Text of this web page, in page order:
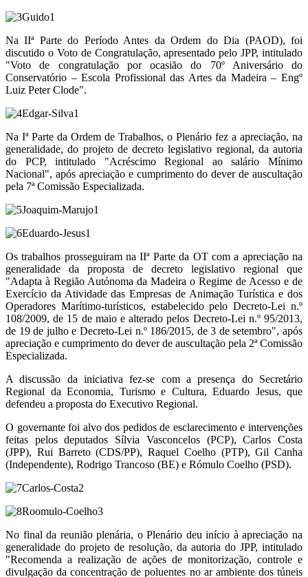
Na IIª Parte do Período Antes da Ordem do Dia (PAOD), foi
discutido o Voto de Congratulação, apresentado pelo JPP, intitulado
"Voto de congratulação por ocasião do 70º Aniversário do
Conservatório – Escola Profissional das Artes da Madeira – Engº
Luiz Peter Clode".
Na Iª Parte da Ordem de Trabalhos, o Plenário fez a apreciação, na
generalidade, do projeto de decreto legislativo regional, da autoria
do PCP, intitulado "Acréscimo Regional ao salário Mínimo
Nacional", após apreciação e cumprimento do dever de auscultação
pela 7ª Comissão Especializada.
Os trabalhos prosseguiram na IIª Parte da OT com a apreciação na
generalidade da proposta de decreto legislativo regional que
"Adapta à Região Autónoma da Madeira o Regime de Acesso e de
Exercício da Atividade das Empresas de Animação Turística e dos
Operadores Marítimo-turísticos, estabelecido pelo Decreto-Lei n.º
108/2009, de 15 de maio e alterado pelos Decreto-Lei n.º 95/2013,
de 19 de julho e Decreto-Lei n.º 186/2015, de 3 de setembro", após
apreciação e cumprimento do dever de auscultação pela 2ª Comissão
Especializada.
A discussão da iniciativa fez-se com a presença do Secretário
Regional da Economia, Turismo e Cultura, Eduardo Jesus, que
defendeu a proposta do Executivo Regional.
O governante foi alvo dos pedidos de esclarecimento e intervenções
feitas pelos deputados Sílvia Vasconcelos (PCP), Carlos Costa
(JPP), Rui Barreto (CDS/PP), Raquel Coelho (PTP), Gil Canha
(Independente), Rodrigo Trancoso (BE) e Rómulo Coelho (PSD).
No final da reunião plenária, o Plenário deu início à apreciação na
generalidade do projeto de resolução, da autoria do JPP, intitulado
"Recomenda a realização de ações de monitorização, controle e
divulgação da concentração de poluentes no ar ambiente dos túneis